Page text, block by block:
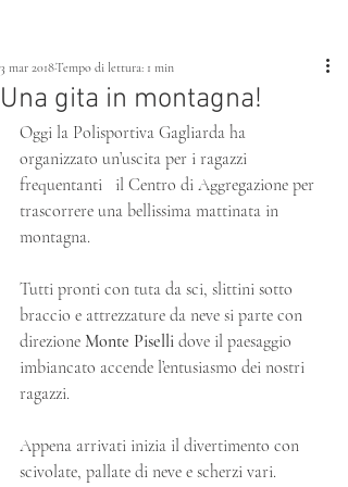
Una gita in montagna!
3 mar 2018Tempo di lettura: 1 min
Oggi la Polisportiva Gagliarda ha
organizzato un’uscita per i ragazzi
frequentanti   il Centro di Aggregazione per
trascorrere una bellissima mattinata in
montagna.
Tutti pronti con tuta da sci, slittini sotto
braccio e attrezzature da neve si parte con
direzione Monte Piselli dove il paesaggio
imbiancato accende l’entusiasmo dei nostri
ragazzi.
Appena arrivati inizia il divertimento con
scivolate, pallate di neve e scherzi vari.